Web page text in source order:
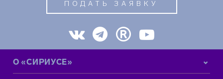
ПОДАТЬ ЗАЯВКУ
О «СИРИУСЕ»